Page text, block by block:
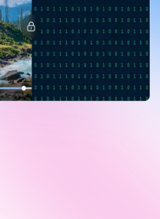
퀴즈
생성
SOP
틱 스